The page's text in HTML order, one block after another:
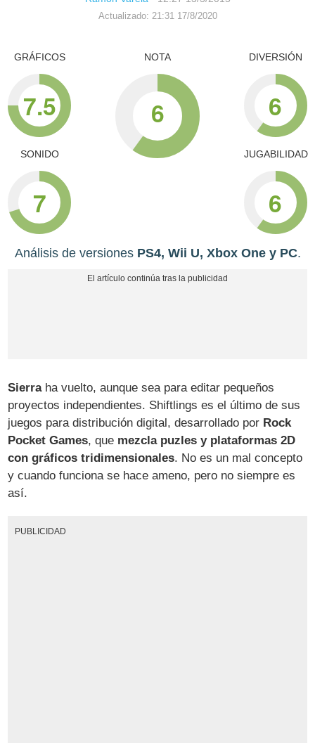
Actualizado: 21:31 17/8/2020
GRÁFICOS
7.5
SONIDO
7
NOTA
6
DIVERSIÓN
6
JUGABILIDAD
6
Análisis de versiones PS4, Wii U, Xbox One y PC.
Sierraha vuelto, aunque sea para editar pequeños
proyectos independientes. Shiftlings es el último de sus
juegos para distribución digital, desarrollado por Rock
Pocket Games, que mezcla puzles y plataformas 2D
con gráficos tridimensionales. No es un mal concepto
y cuando funciona se hace ameno, pero no siempre es
así.
PUBLICIDAD